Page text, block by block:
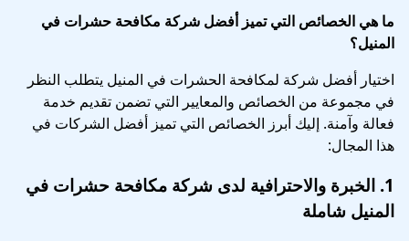
ما هي الخصائص التي تميز أفضل شركة مكافحة حشرات في
المنيل؟
اختيار أفضل شركة لمكافحة الحشرات في المنيل يتطلب النظر
في مجموعة من الخصائص والمعايير التي تضمن تقديم خدمة
فعالة وآمنة. إليك أبرز الخصائص التي تميز أفضل الشركات في
هذا المجال:
1. الخبرة والاحترافية لدى شركة مكافحة حشرات في
المنيل شاملة